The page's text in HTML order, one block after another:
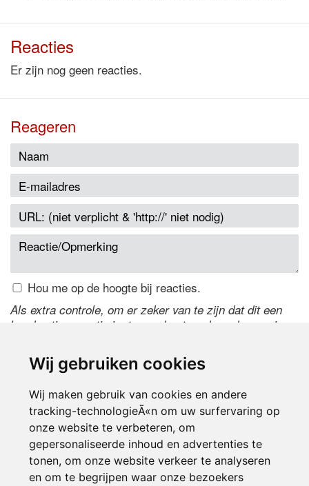
Wij gebruiken cookies
Wij maken gebruik van cookies en andere
tracking-technologieÃ«n om uw surfervaring op
onze website te verbeteren, om
gepersonaliseerde inhoud en advertenties te
tonen, om onze website verkeer te analyseren
en om te begrijpen waar onze bezoekers
Reacties
Er zijn nog geen reacties.
Reageren
Hou me op de hoogte bij reacties.
Als extra controle, om er zeker van te zijn dat dit een
handmatige reactie is, typ onderstaande code over in
de code te wijzigen.